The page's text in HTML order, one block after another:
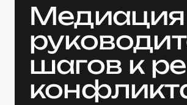
шагов к